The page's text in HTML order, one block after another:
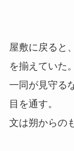
屋敷に戻ると
を揃えていた。
一同が見守る
目を通す。
文は朔からの